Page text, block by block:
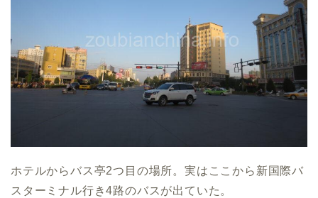
ホテルからバス亭2つ目の場所。実はここから新国際バ
スターミナル行き4路のバスが出ていた。